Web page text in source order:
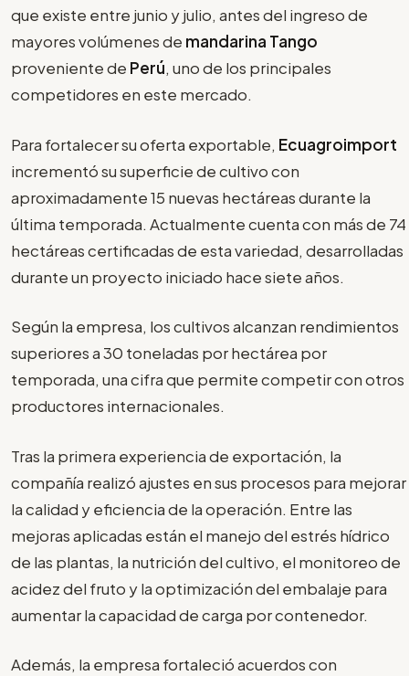
que existe entre junio y julio, antes del ingreso de
mayores volúmenes de mandarina Tango
proveniente de Perú, uno de los principales
competidores en este mercado.
Para fortalecer su oferta exportable, Ecuagroimport
incrementó su superficie de cultivo con
aproximadamente 15 nuevas hectáreas durante la
última temporada. Actualmente cuenta con más de 74
hectáreas certificadas de esta variedad, desarrolladas
durante un proyecto iniciado hace siete años.
Según la empresa, los cultivos alcanzan rendimientos
superiores a 30 toneladas por hectárea por
temporada, una cifra que permite competir con otros
productores internacionales.
Tras la primera experiencia de exportación, la
compañía realizó ajustes en sus procesos para mejorar
la calidad y eficiencia de la operación. Entre las
mejoras aplicadas están el manejo del estrés hídrico
de las plantas, la nutrición del cultivo, el monitoreo de
acidez del fruto y la optimización del embalaje para
aumentar la capacidad de carga por contenedor.
Además, la empresa fortaleció acuerdos con